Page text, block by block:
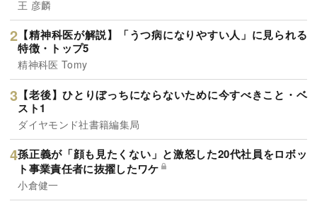
王 彦麟
【精神科医が解説】「うつ病になりやすい人」に見られる
特徴・トップ5
精神科医 Tomy
【老後】ひとりぼっちにならないために今すべきこと・ベ
スト1
ダイヤモンド社書籍編集局
孫正義が「顔も見たくない」と激怒した20代社員をロボッ
ト事業責任者に抜擢したワケ
小倉健一